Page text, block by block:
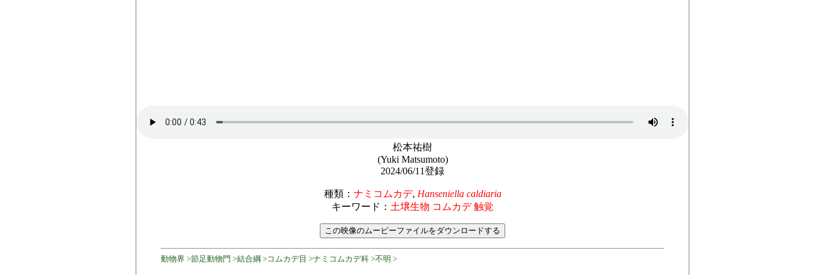
松本祐樹
(Yuki Matsumoto)
2024/06/11登録
種類： ナミコムカデ, Hanseniella caldiaria
キーワード： 土壌生物 コムカデ 触覚
動物界 >節足動物門 >結合綱 >コムカデ目 >ナミコムカデ科 >不明 >